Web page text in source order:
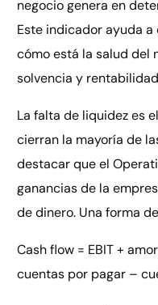
negocio genera en
Este indicador ayuda
cómo está la salud del
solvencia y
La falta de liquidez es
cierran la mayoría de
destacar que el
ganancias de la
de dinero. Una forma
Cash flow = EBIT +
cuentas por pagar –